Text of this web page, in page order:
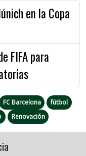
en la Copa
FIFA para
FC Barcelona
fútbol
Renovación